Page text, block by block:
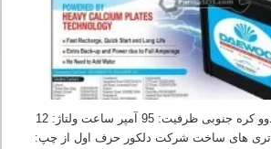
باتری 95 آمپر ساعت دوو کره جنوبی ظرفیت: 95 آمپر ساعت ولتاژ: 12
های ساخت شرکت دلکور حرف اول از چپ: